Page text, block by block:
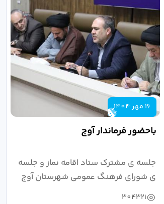
16 مهر 1404
باحضور فرماندار آوج
جلسه ی مشترک ستاد اقامه نماز و جلسه
ی شورای فرهنگ عمومی شهرستان آوج
به ریاست...
304321